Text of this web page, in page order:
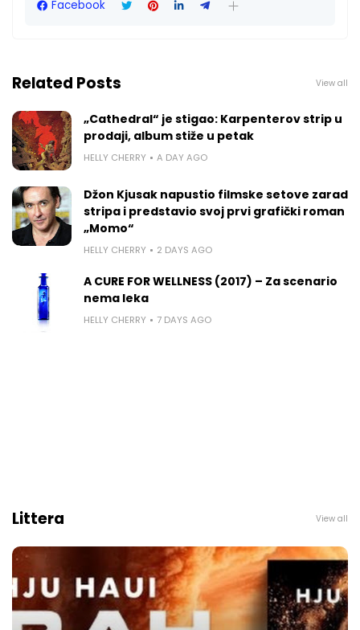
Facebook
Related Posts View all
„Cathedral“ je stigao: Karpenterov strip u
prodaji, album stiže u petak
HELLY CHERRY A DAY AGO
Džon Kjusak napustio filmske setove zarad
stripa i predstavio svoj prvi grafički roman
„Momo“
HELLY CHERRY 2 DAYS AGO
A CURE FOR WELLNESS (2017) – Za scenario
nema leka
HELLY CHERRY 7 DAYS AGO
Littera View all